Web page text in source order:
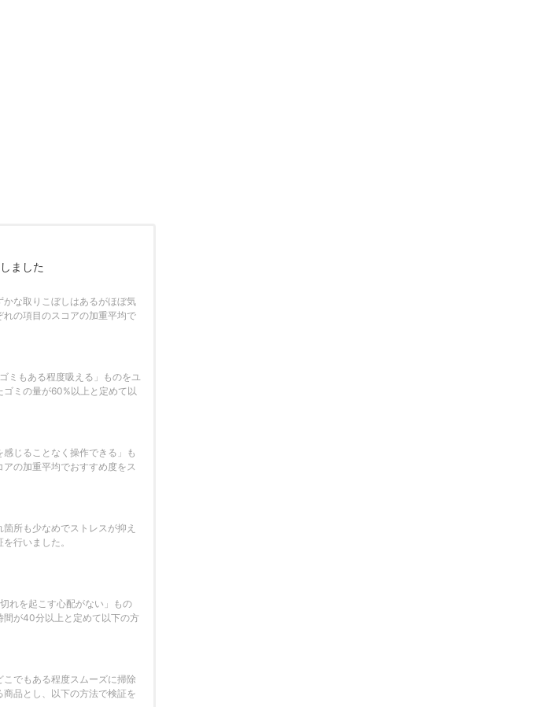
しました
な取りこぼしはあるがほぼ気
の項目のスコアの加重平均で
ミもある程度吸える」ものをユ
ミの量が60%以上と定めて以
じることなく操作できる」も
の加重平均でおすすめ度をス
所も少なめでストレスが抑え
行いました。
れを起こす心配がない」もの
間が40分以上と定めて以下の方
でもある程度スムーズに掃除
品とし、以下の方法で検証を